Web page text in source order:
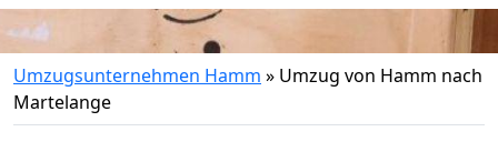
Umzugsunternehmen Hamm » Umzug von Hamm nach
Martelange